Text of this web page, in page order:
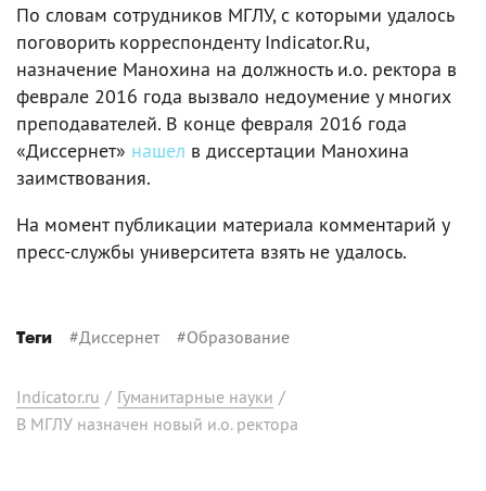
По словам сотрудников МГЛУ, с которыми удалось
поговорить корреспонденту Indicator.Ru,
назначение Манохина на должность и.о. ректора в
феврале 2016 года вызвало недоумение у многих
преподавателей. В конце февраля 2016 года
«Диссернет» нашел в диссертации Манохина
заимствования.
На момент публикации материала комментарий у
пресс-службы университета взять не удалось.
Теги #Диссернет#Образование
Indicator.ru / Гуманитарные науки /
В МГЛУ назначен новый и.о. ректора